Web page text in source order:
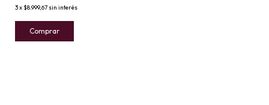
3x$8.999,67 sin interés
Comprar